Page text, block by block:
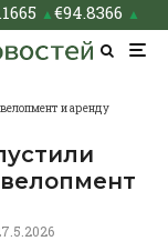
▲€94.8366 ▲
и аренду